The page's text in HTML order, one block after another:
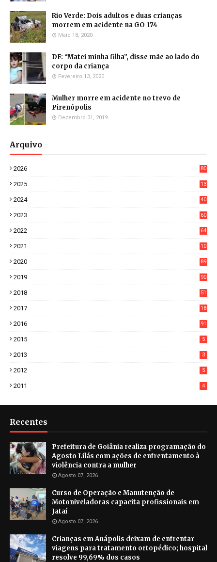
Rio Verde: Dois adultos e duas crianças
morrem em acidente na GO-174
Maio 18, 2020
DF: “Matei minha filha”, disse mãe ao lado do
corpo da criança
Fevereiro 13, 2020
Mulher morre em acidente no trevo de
Pirenópolis
Dezembro 31, 2019
Arquivo
2026
80
2025
13
2024
40
2023
60
2022
64
2021
10
2020
89
2019
90
2018
51
2017
18
2016 91
2015 5
2013 3
2012 5
2011 4
Recentes
Prefeitura de Goiânia realiza programação do
Agosto Lilás com ações de enfrentamento à
violência contra a mulher
Agosto 07, 2026
Curso de Operação e Manutenção de
Motoniveladoras capacita profissionais em
Jataí
Agosto 07, 2026
Crianças em Anápolis deixam de enfrentar
viagens para tratamento ortopédico; hospital
resolve 99,69% dos casos